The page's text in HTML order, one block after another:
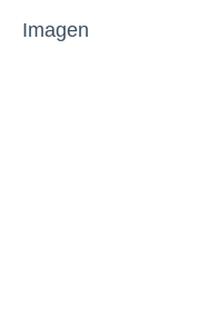
Imagen